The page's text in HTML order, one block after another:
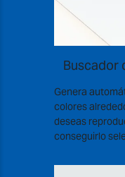
Buscador
Genera
colores
deseas
conseguirlo